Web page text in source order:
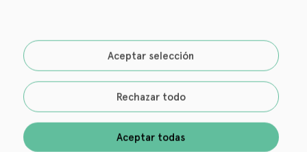
Iniciar sesión
Bookwire Engage
Utiliza Bookwire Engage para crear tu propia tienda en
línea de libros electrónicos y audiolibros, y venderlos
directamente a sus lectores. Podrás lanzar planes de
Rechazar todo
Aceptar selección
Aceptar todas